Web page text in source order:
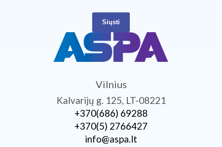
Siųsti
Vilnius
Kalvarijų g. 125, LT-08221
+370­(686) 69288
+370­(5) 2766427
info@aspa.lt